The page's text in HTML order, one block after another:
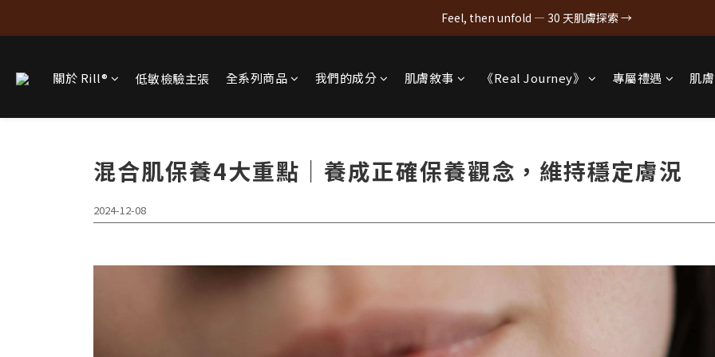
Feel, then unfold — 30 天肌膚探索 →
關於 Rill® 低敏檢驗主張 全系列商品 我們的成分 肌膚敘事 《Real Journey》 專屬禮遇 肌
混合肌保養4大重點｜養成正確保養觀念，維持穩定膚況
2024-12-08